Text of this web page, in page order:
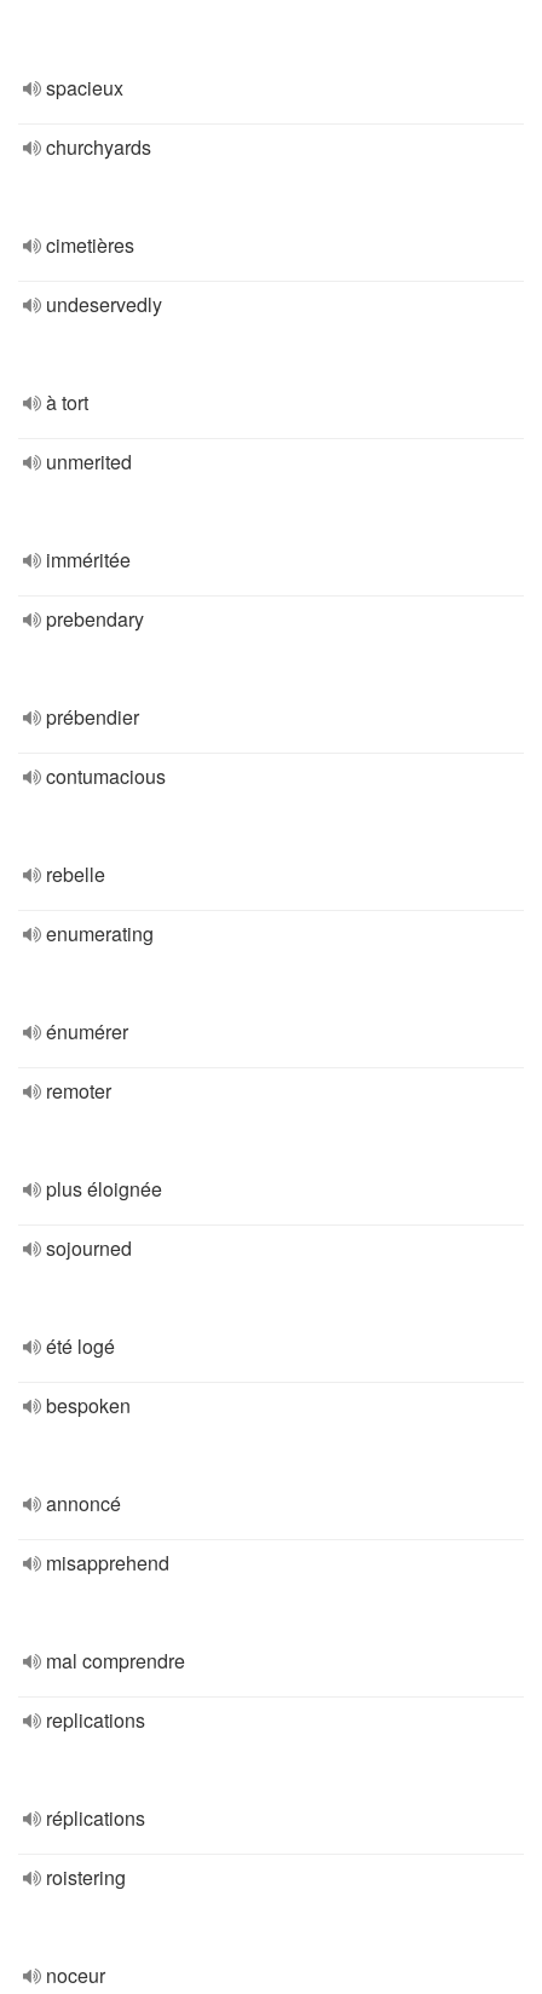
spacieux
churchyards
cimetières
undeservedly
à tort
unmerited
imméritée
prebendary
prébendier
contumacious
rebelle
enumerating
énumérer
remoter
plus éloignée
sojourned
été logé
bespoken
annoncé
misapprehend
mal comprendre
replications
réplications
roistering
noceur